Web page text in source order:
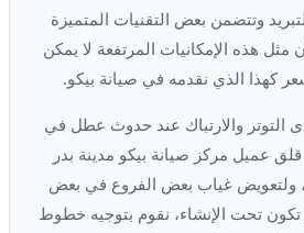
وتتضمن بعض التقنيات المتميزة
مثل هذه الإمكانيات المرتفعة لا يمكن
كهذا الذي نقدمه في صيانة بيكو.
التوتر والارتباك عند حدوث عطل في
قلق عميل مركز صيانة بيكو مدينة بدر
ولتعويض غياب بعض الفروع في بعض
تكون تحت الإنشاء، نقوم بتوجيه خطوط